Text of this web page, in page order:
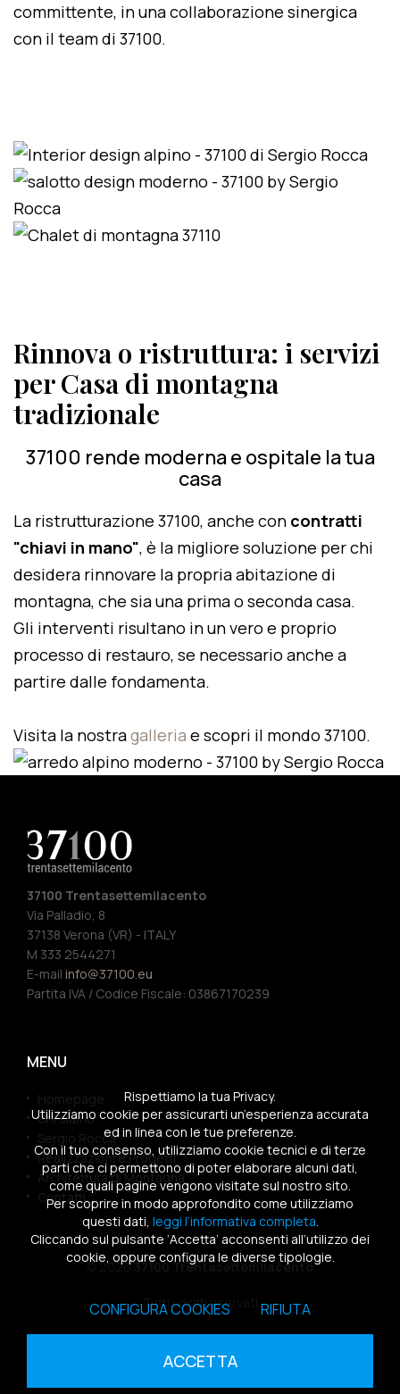
committente, in una collaborazione sinergica
con il team di 37100.
Rinnova o ristruttura: i servizi
per Casa di montagna
tradizionale
37100 rende moderna e ospitale la tua
casa
La ristrutturazione 37100, anche con contratti
"chiavi in mano", è la migliore soluzione per chi
desidera rinnovare la propria abitazione di
montagna, che sia una prima o seconda casa.
Gli interventi risultano in un vero e proprio
processo di restauro, se necessario anche a
partire dalle fondamenta.
Visita la nostragalleria e scopri il mondo 37100.
37100 Trentasettemilacento
Via Palladio, 8
37138 Verona (VR) - ITALY
M 333 2544271
E-mail info@37100.eu
Partita IVA / Codice Fiscale: 03867170239
MENU
Homepage
Chi siamo
Sergio Rocca
Realizzazioni e Progetti
Architettura di Montagna
Contatti
© 202637100 Trentasettemilacento
Tutti i diritti riservati
Sitemap|Privacy Policy|Cookies Policy
Rispettiamo la tua Privacy.
Utilizziamo cookie per assicurarti un’esperienza accurata
ed in linea con le tue preferenze.
Con il tuo consenso, utilizziamo cookie tecnici e di terze
parti che ci permettono di poter elaborare alcuni dati,
come quali pagine vengono visitate sul nostro sito.
Per scoprire in modo approfondito come utilizziamo
questi dati, leggi l’informativa completa.
Cliccando sul pulsante ‘Accetta’ acconsenti all’utilizzo dei
cookie, oppure configura le diverse tipologie.
CONFIGURA COOKIES RIFIUTA
ACCETTA